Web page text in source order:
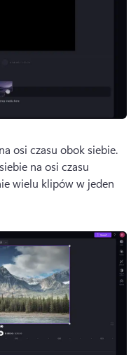
na osi czasu
wielu klipów w jeden